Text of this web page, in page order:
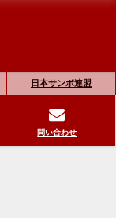
日本サンボ連盟
問い合わせ